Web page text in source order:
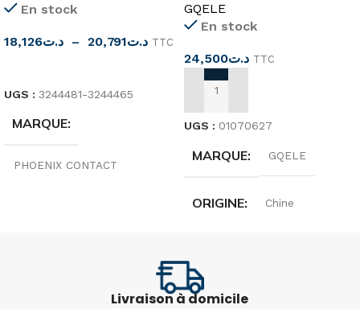
En stock
د.ت18,126 – د.ت20,791
TTC
UGS : 3244481-3244465
MARQUE
PHOENIX CONTACT
GQELE
En stock
د.ت24,500 TTC
AJOUTER AU PANIER
UGS : 01070627
MARQUE GQELE
ORIGINE Chine
Livraison à domicile